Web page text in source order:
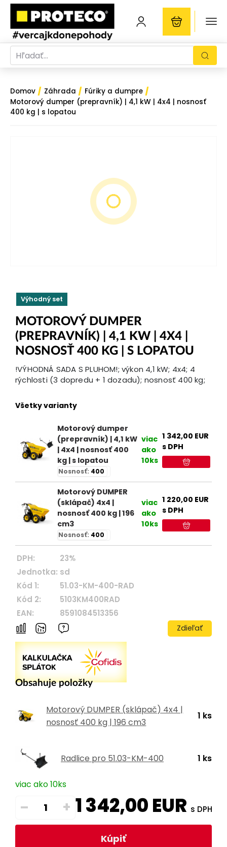
Domov / Záhrada / Fúriky a dumpre /
Motorový dumper (prepravník) | 4,1 kW | 4x4 | nosnosť
400 kg | s lopatou
Výhodný set
MOTOROVÝ DUMPER
(PREPRAVNÍK) | 4,1 KW | 4X4 |
NOSNOSŤ 400 KG | S LOPATOU
!VÝHODNÁ SADA S PLUHOM!; výkon 4,1 kW; 4x4; 4
rýchlosti (3 dopredu + 1 dozadu); nosnosť 400 kg;
Všetky varianty
Motorový dumper
(prepravník) | 4,1 kW
| 4x4 | nosnosť 400
kg | s lopatou
Nosnosť: 400
viac
ako
10ks
1 342,00 EUR
s DPH
Motorový DUMPER
(sklápač) 4x4 |
nosnosť 400 kg | 196
cm3
Nosnosť: 400
viac
ako
10ks
1 220,00 EUR
s DPH
DPH:
23%
Jednotka: sd
Kód 1:
51.03-KM-400-RAD
Kód 2:
5103KM400RAD
EAN:
8591084513356
Zdieľať
Obsahuje položky
Motorový DUMPER (sklápač) 4x4 |
nosnosť 400 kg | 196 cm3
1 ks
Radlice pro 51.03-KM-400 1 ks
viac ako 10ks
– + 1 342,00EUR s DPH
Kúpiť